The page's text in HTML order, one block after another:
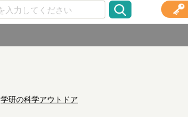
学研の科学アウトドア